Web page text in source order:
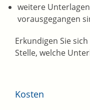
weitere
vorausgegangen
Erkundigen Sie
Stelle, welche
Kosten